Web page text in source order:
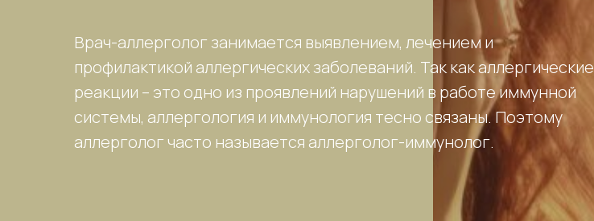
Врач-аллерголог занимается выявлением, лечением и
профилактикой аллергических заболеваний. Так как аллергические
реакции – это одно из проявлений нарушений в работе иммунной
системы, аллергология и иммунология тесно связаны. Поэтому
аллерголог часто называется аллерголог-иммунолог.